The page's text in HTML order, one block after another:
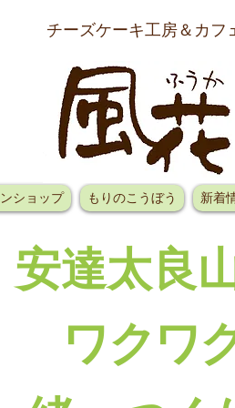
チーズケーキ工房＆カフ
ショップ もりのこうぼう 新着
安達太良
ワクワ